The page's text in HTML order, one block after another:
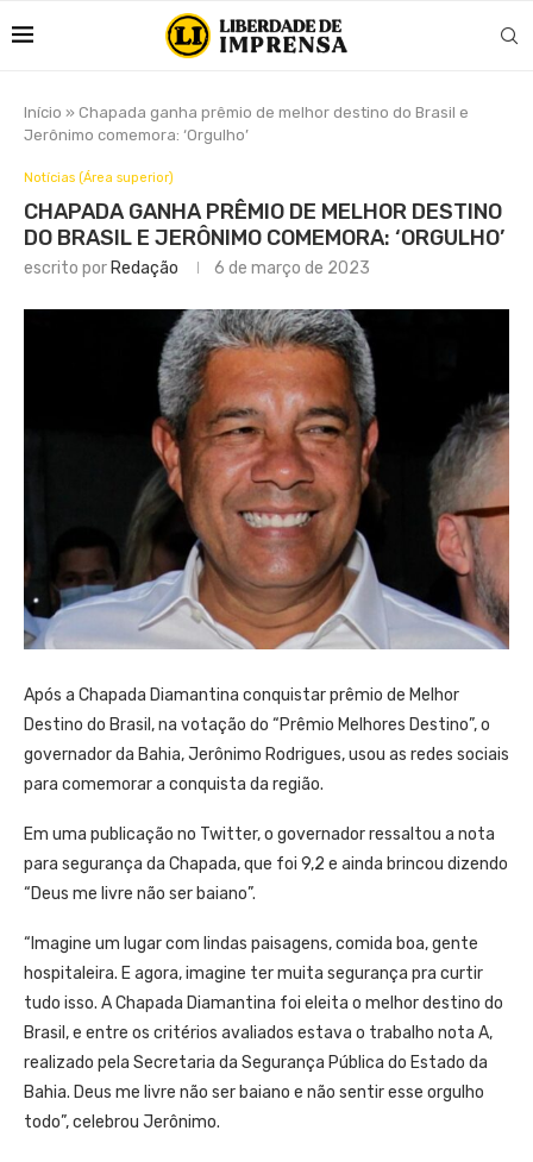
Início » Chapada ganha prêmio de melhor destino do Brasil e
Jerônimo comemora: ‘Orgulho’
Notícias (Área superior)
CHAPADA GANHA PRÊMIO DE MELHOR DESTINO
DO BRASIL E JERÔNIMO COMEMORA: ‘ORGULHO’
escrito por Redação 6 de março de 2023
Após a Chapada Diamantina conquistar prêmio de Melhor
Destino do Brasil, na votação do “Prêmio Melhores Destino”, o
governador da Bahia, Jerônimo Rodrigues, usou as redes sociais
para comemorar a conquista da região.
Em uma publicação no Twitter, o governador ressaltou a nota
para segurança da Chapada, que foi 9,2 e ainda brincou dizendo
“Deus me livre não ser baiano”.
“Imagine um lugar com lindas paisagens, comida boa, gente
hospitaleira. E agora, imagine ter muita segurança pra curtir
tudo isso. A Chapada Diamantina foi eleita o melhor destino do
Brasil, e entre os critérios avaliados estava o trabalho nota A,
realizado pela Secretaria da Segurança Pública do Estado da
Bahia. Deus me livre não ser baiano e não sentir esse orgulho
todo”, celebrou Jerônimo.